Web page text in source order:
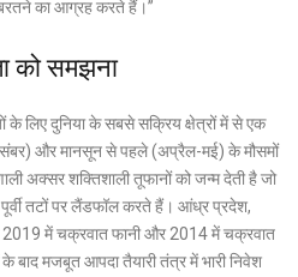
बरतने का आग्रह करते हैं।”
को समझना
के लिए दुनिया के सबसे सक्रिय क्षेत्रों में से एक
और मानसून से पहले (अप्रैल-मई) के मौसमों
अक्सर शक्तिशाली तूफानों को जन्म देती है जो
तटों पर लैंडफॉल करते हैं। आंध्र प्रदेश,
2019 में चक्रवात फानी और 2014 में चक्रवात
बाद मजबूत आपदा तैयारी तंत्र में भारी निवेश